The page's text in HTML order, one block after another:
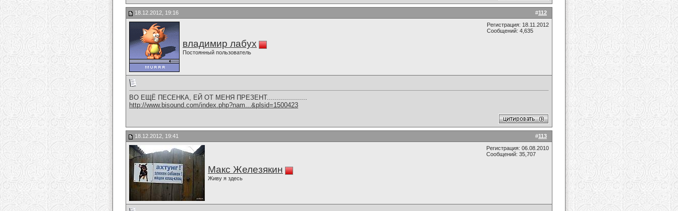
#112
18.12.2012, 19:16
владимир лабух
Постоянный пользователь
Регистрация: 18.11.2012
Сообщений: 4,635
ВО ЕЩЁ ПЕСЕНКА, ЕЙ ОТ МЕНЯ ПРЕЗЕНТ....................
http://www.bisound.com/index.php?nam...&plsid=1500423
#113
18.12.2012, 19:41
Макс Железякин
Живу я здесь
Регистрация: 06.08.2010
Сообщений: 35,707